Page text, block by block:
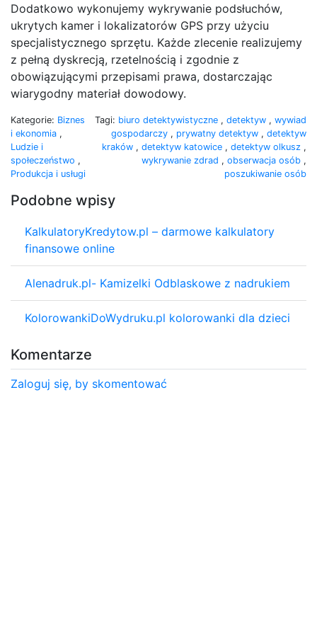
Dodatkowo wykonujemy wykrywanie podsłuchów,
ukrytych kamer i lokalizatorów GPS przy użyciu
specjalistycznego sprzętu. Każde zlecenie realizujemy
z pełną dyskrecją, rzetelnością i zgodnie z
obowiązującymi przepisami prawa, dostarczając
wiarygodny materiał dowodowy.
Kategorie: Biznes
i ekonomia ,
Ludzie i
społeczeństwo ,
Produkcja i usługi
Tagi: biuro detektywistyczne , detektyw , wywiad
gospodarczy , prywatny detektyw , detektyw
kraków , detektyw katowice , detektyw olkusz ,
wykrywanie zdrad , obserwacja osób ,
poszukiwanie osób
Podobne wpisy
KalkulatoryKredytow.pl – darmowe kalkulatory
finansowe online
Alenadruk.pl- Kamizelki Odblaskowe z nadrukiem
KolorowankiDoWydruku.pl kolorowanki dla dzieci
Komentarze
Zaloguj się, by skomentować